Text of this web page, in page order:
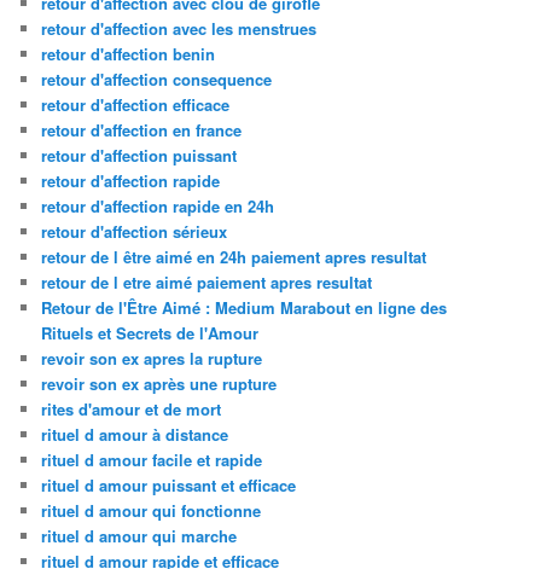
retour d'affection avec les menstrues
retour d'affection benin
retour d'affection consequence
retour d'affection efficace
retour d'affection en france
retour d'affection puissant
retour d'affection rapide
retour d'affection rapide en 24h
retour d'affection sérieux
retour de l être aimé en 24h paiement apres resultat
retour de l etre aimé paiement apres resultat
Retour de l'Être Aimé : Medium Marabout en ligne des
Rituels et Secrets de l'Amour
revoir son ex apres la rupture
revoir son ex après une rupture
rites d'amour et de mort
rituel d amour à distance
rituel d amour facile et rapide
rituel d amour puissant et efficace
rituel d amour qui fonctionne
rituel d amour qui marche
rituel d amour rapide et efficace